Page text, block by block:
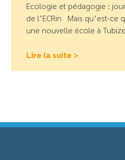
Ecologie et pédagogie :
de l’ECRin Mais qu’est-ce
une nouvelle école à
Lire la suite >